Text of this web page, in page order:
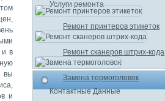
и в
вы
и
Услуги ремонта
Ремонт принтеров этикеток
Ремонт сканеров штрих-кода
Замена термоголовок
Контактные Данные